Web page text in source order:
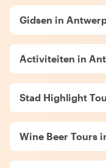
Gidsen in
Activiteiten in
Stad Highlight
Wine Beer Tours